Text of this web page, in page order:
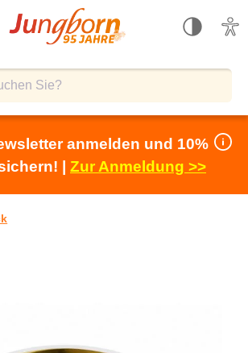
anmelden und 10%
| Zur Anmeldung >>